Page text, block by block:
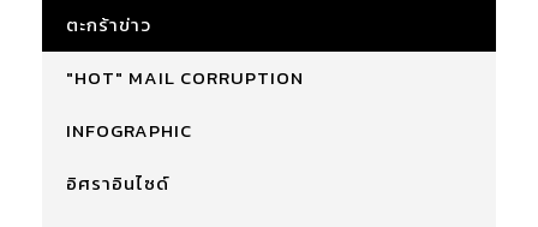
ตะกร้าข่าว
"HOT" MAIL CORRUPTION
INFOGRAPHIC
อิศราอินไซด์